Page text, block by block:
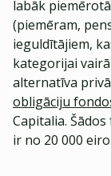
labāk
(piemēram,
ieguldītājiem,
kategorijai
alternatīva
obligāciju
Capitalia.
ir no 20 000 eiro.